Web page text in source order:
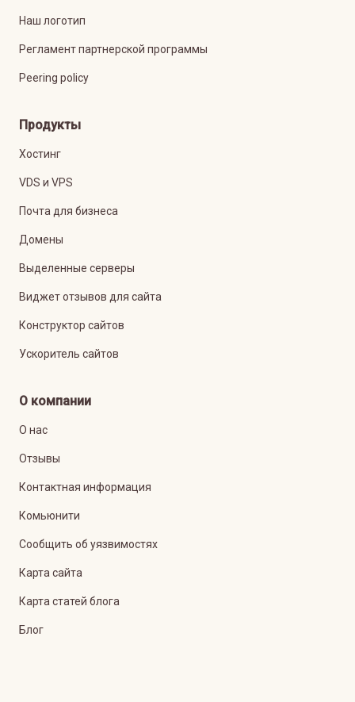
Наш логотип
Регламент партнерской программы
Peering policy
Продукты
Хостинг
VDS и VPS
Почта для бизнеса
Домены
Выделенные серверы
Виджет отзывов для сайта
Конструктор сайтов
Ускоритель сайтов
О компании
О нас
Отзывы
Контактная информация
Комьюнити
Сообщить об уязвимостях
Карта сайта
Карта статей блога
Блог